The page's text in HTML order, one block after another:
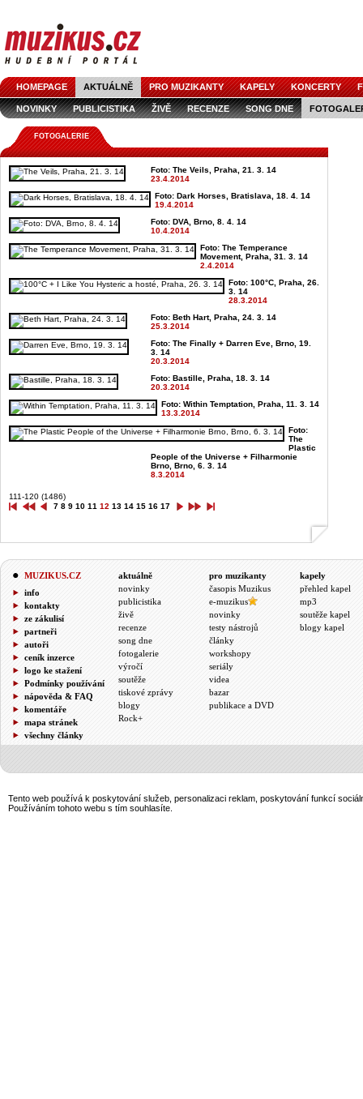
HOMEPAGE AKTUÁLNĚ PRO MUZIKANTY KAPELY KONCERTY
NOVINKY PUBLICISTIKA ŽIVĚ RECENZE SONG DNE
FOTOGALERIE
Foto: The Veils, Praha, 21. 3. 14
23.4.2014
Foto: Dark Horses, Bratislava, 18. 4. 14
19.4.2014
Foto: DVA, Brno, 8. 4. 14
10.4.2014
Foto: The Temperance
Movement, Praha, 31. 3. 14
2.4.2014
Foto: 100°C, Praha, 26.
3. 14
28.3.2014
Foto: Beth Hart, Praha, 24. 3. 14
25.3.2014
Foto: The Finally + Darren Eve, Brno, 19.
3. 14
20.3.2014
Foto: Bastille, Praha, 18. 3. 14
20.3.2014
Foto: Within Temptation, Praha, 11. 3. 14
13.3.2014
Foto:
The
Plastic
People of the Universe + Filharmonie
Brno, Brno, 6. 3. 14
8.3.2014
111-120 (1486)
7 8 9 10 11 12 13 14 15 16 17
MUZIKUS.CZ
info
kontakty
ze zákulisí
partneři
autoři
ceník inzerce
logo ke stažení
Podmínky používání
nápověda & FAQ
komentáře
mapa stránek
všechny články
aktuálně
novinky
publicistika
živě
recenze
song dne
fotogalerie
výročí
soutěže
tiskové zprávy
blogy
Rock+
pro muzikanty
časopis Muzikus
e-muzikus
novinky
testy nástrojů
články
workshopy
seriály
videa
bazar
publikace a DVD
kapely
přehled kapel
mp3
soutěže kapel
blogy kapel
Tento web používá k poskytování služeb, personalizaci reklam, poskytování funkcí
Používáním tohoto webu s tím souhlasíte.